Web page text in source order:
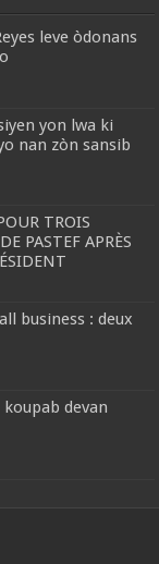
leve òdonans
yon lwa ki
nan zòn sansib
TROIS
PASTEF APRÈS
business : deux
devan